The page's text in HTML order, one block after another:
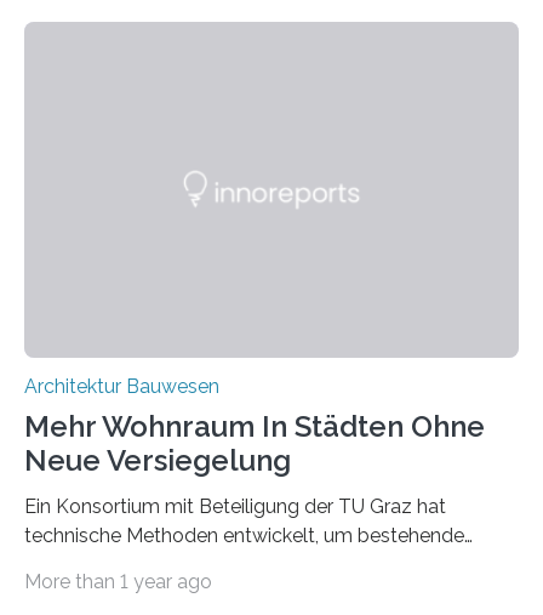
Datenbank erfasst sind, neue Baustoffe kreiert werden.
Architektur Bauwesen
Mehr Wohnraum In Städten Ohne
Neue Versiegelung
Ein Konsortium mit Beteiligung der TU Graz hat
technische Methoden entwickelt, um bestehende
Holzkonstruktionen auf nachhaltige Weise
More than 1 year ago